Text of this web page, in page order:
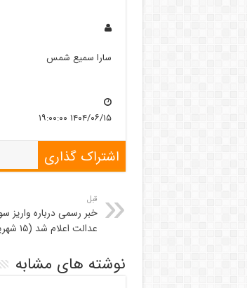
سارا سمیع شمس
۱۴۰۴/۰۶/۱۵ ۱۹:۰۰:۰۰
اشتراک گذاری
قبل
خبر رسمی درباره واریز
عدالت اعلام شد (۱۵ شهریور)
نوشته های مشابه